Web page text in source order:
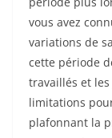
vous avez
variations de
cette période
travaillés et
limitations
plafonnant la